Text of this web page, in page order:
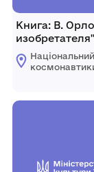
Книга: В.
СРСР, м.
обласної